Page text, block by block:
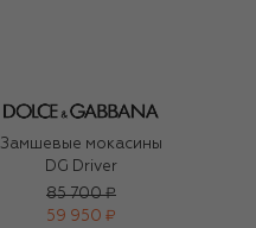
Замшевые мокасины
DG Driver
85 700 ₽
59 950 ₽